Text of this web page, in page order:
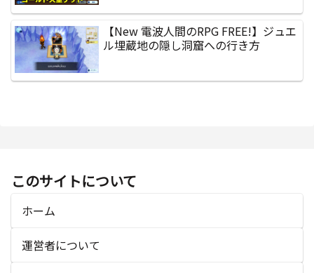
【New 電波人間のRPG FREE!】ジュエ
ル埋蔵地の隠し洞窟への行き方
このサイトについて
ホーム
運営者について